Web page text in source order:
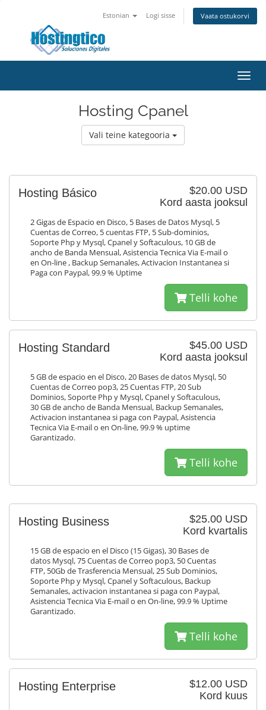
Estonian Logi sisse Vaata ostukorvi
Hosting Cpanel
Vali teine kategooria
$20.00 USD
Kord aasta jooksul
Hosting Básico
2 Gigas de Espacio en Disco, 5 Bases de Datos Mysql, 5
Cuentas de Correo, 5 cuentas FTP, 5 Sub-dominios,
Soporte Php y Mysql, Cpanel y Softaculous, 10 GB de
ancho de Banda Mensual, Asistencia Tecnica Via E-mail o
en On-line , Backup Semanales, Activacion Instantanea si
Paga con Paypal, 99.9 % Uptime
Telli kohe
$45.00 USD
Kord aasta jooksul
Hosting Standard
5 GB de espacio en el Disco, 20 Bases de datos Mysql, 50
Cuentas de Correo pop3, 25 Cuentas FTP, 20 Sub
Dominios, Soporte Php y Mysql, Cpanel y Softaculous,
30 GB de ancho de Banda Mensual, Backup Semanales,
Activacion instantanea si paga con Paypal, Asistencia
Tecnica Via E-mail o en On-line, 99.9 % uptime
Garantizado.
Telli kohe
$25.00 USD
Kord kvartalis
Hosting Business
15 GB de espacio en el Disco (15 Gigas), 30 Bases de
datos Mysql, 75 Cuentas de Correo pop3, 50 Cuentas
FTP, 50Gb de Trasferencia Mensual, 25 Sub Dominios,
Soporte Php y Mysql, Cpanel y Softaculous, Backup
Semanales, activacion instantanea si paga con Paypal,
Asistencia Tecnica Via E-mail o en On-line, 99.9 % Uptime
Garantizado.
Telli kohe
$12.00 USD
Kord kuus
Hosting Enterprise